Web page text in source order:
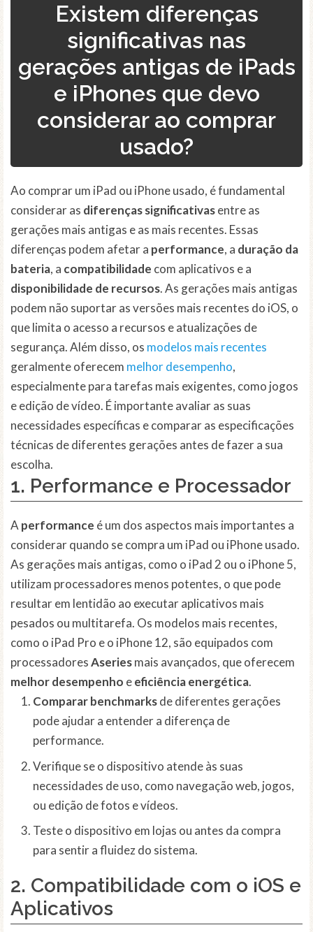
Existem diferenças
significativas nas
gerações antigas de iPads
e iPhones que devo
considerar ao comprar
usado?
Ao comprar um iPad ou iPhone usado, é fundamental
considerar as diferenças significativasentre as
gerações mais antigas e as mais recentes. Essas
diferenças podem afetar a performance, a duração da
bateria, a compatibilidade com aplicativos e a
disponibilidade de recursos. As gerações mais antigas
podem não suportar as versões mais recentes do iOS, o
que limita o acesso a recursos e atualizações de
segurança. Além disso, os modelos mais recentes
geralmente oferecem melhor desempenho,
especialmente para tarefas mais exigentes, como jogos
e edição de vídeo. É importante avaliar as suas
necessidades específicas e comparar as especificações
técnicas de diferentes gerações antes de fazer a sua
escolha.
1. Performance e Processador
A performance é um dos aspectos mais importantes a
considerar quando se compra um iPad ou iPhone usado.
As gerações mais antigas, como o iPad 2 ou o iPhone 5,
utilizam processadores menos potentes, o que pode
resultar em lentidão ao executar aplicativos mais
pesados ou multitarefa. Os modelos mais recentes,
como o iPad Pro e o iPhone 12, são equipados com
processadoresAseriesmais avançados, que oferecem
melhor desempenho eeficiência energética.
Comparar benchmarksde diferentes gerações
pode ajudar a entender a diferença de
performance.
Verifique se o dispositivo atende às suas
necessidades de uso, como navegação web, jogos,
ou edição de fotos e vídeos.
Teste o dispositivo em lojas ou antes da compra
para sentir a fluidez do sistema.
2. Compatibilidade com o iOS e
Aplicativos